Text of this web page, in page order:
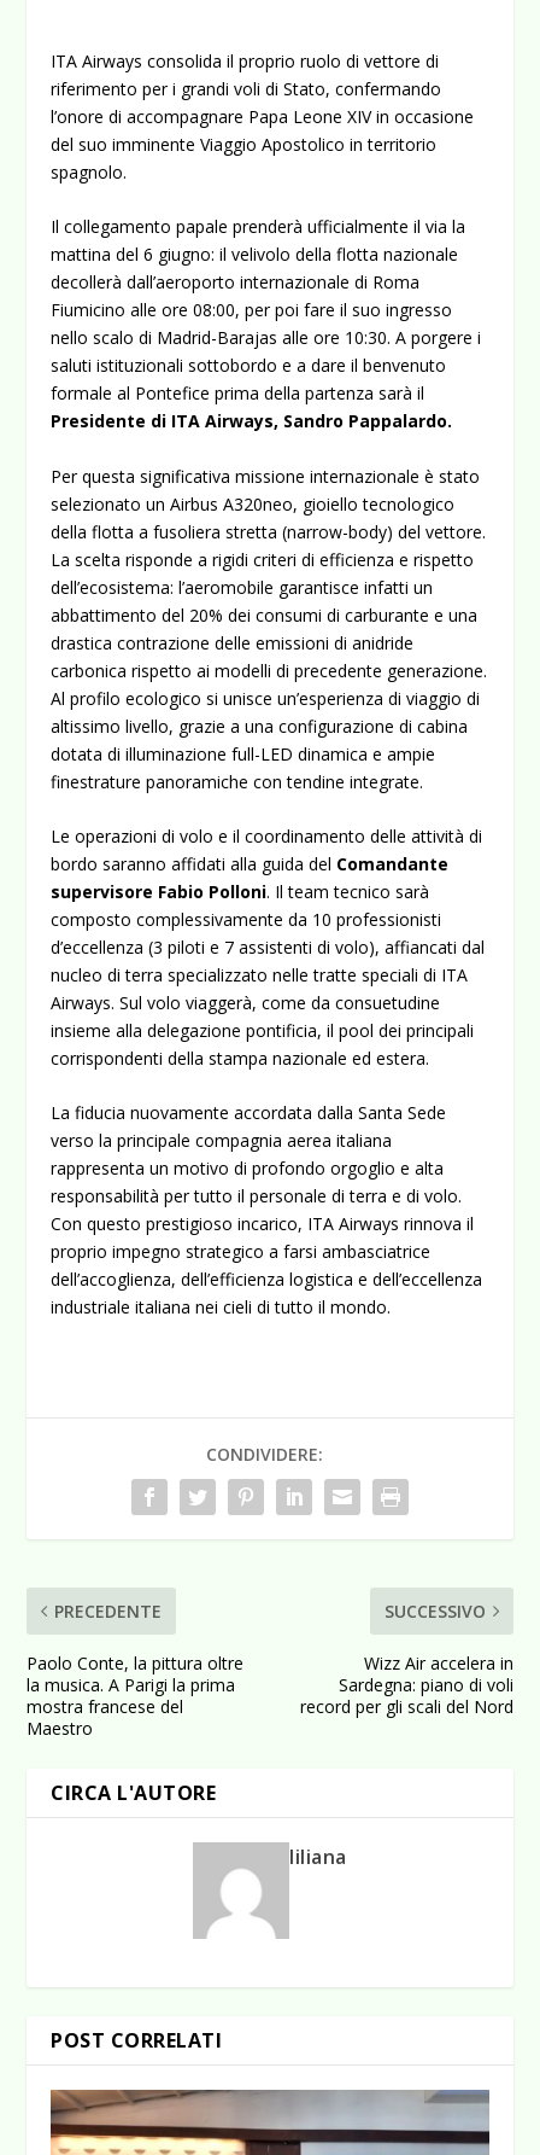
ITA Airways consolida il proprio ruolo di vettore di
riferimento per i grandi voli di Stato, confermando
l’onore di accompagnare Papa Leone XIV in occasione
del suo imminente Viaggio Apostolico in territorio
spagnolo.
Il collegamento papale prenderà ufficialmente il via la
mattina del 6 giugno: il velivolo della flotta nazionale
decollerà dall’aeroporto internazionale di Roma
Fiumicino alle ore 08:00, per poi fare il suo ingresso
nello scalo di Madrid-Barajas alle ore 10:30. A porgere i
saluti istituzionali sottobordo e a dare il benvenuto
formale al Pontefice prima della partenza sarà il
Presidente di ITA Airways, Sandro Pappalardo.
Per questa significativa missione internazionale è stato
selezionato un Airbus A320neo, gioiello tecnologico
della flotta a fusoliera stretta (narrow-body) del vettore.
La scelta risponde a rigidi criteri di efficienza e rispetto
dell’ecosistema: l’aeromobile garantisce infatti un
abbattimento del 20% dei consumi di carburante e una
drastica contrazione delle emissioni di anidride
carbonica rispetto ai modelli di precedente generazione.
Al profilo ecologico si unisce un’esperienza di viaggio di
altissimo livello, grazie a una configurazione di cabina
dotata di illuminazione full-LED dinamica e ampie
finestrature panoramiche con tendine integrate.
Le operazioni di volo e il coordinamento delle attività di
bordo saranno affidati alla guida del Comandante
supervisore Fabio Polloni. Il team tecnico sarà
composto complessivamente da 10 professionisti
d’eccellenza (3 piloti e 7 assistenti di volo), affiancati dal
nucleo di terra specializzato nelle tratte speciali di ITA
Airways. Sul volo viaggerà, come da consuetudine
insieme alla delegazione pontificia, il pool dei principali
corrispondenti della stampa nazionale ed estera.
La fiducia nuovamente accordata dalla Santa Sede
verso la principale compagnia aerea italiana
rappresenta un motivo di profondo orgoglio e alta
responsabilità per tutto il personale di terra e di volo.
Con questo prestigioso incarico, ITA Airways rinnova il
proprio impegno strategico a farsi ambasciatrice
dell’accoglienza, dell’efficienza logistica e dell’eccellenza
industriale italiana nei cieli di tutto il mondo.
CONDIVIDERE:
PRECEDENTE
Paolo Conte, la pittura oltre
la musica. A Parigi la prima
mostra francese del
Maestro
SUCCESSIVO
Wizz Air accelera in
Sardegna: piano di voli
record per gli scali del Nord
CIRCA L'AUTORE
liliana
POST CORRELATI